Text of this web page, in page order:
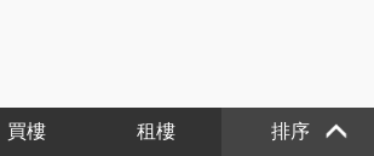
買樓 租樓 排序